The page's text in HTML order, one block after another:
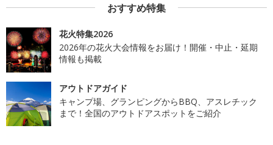
おすすめ特集
花火特集2026
2026年の花火大会情報をお届け！開催・中止・延期
情報も掲載
アウトドアガイド
キャンプ場、グランピングからBBQ、アスレチック
まで！全国のアウトドアスポットをご紹介